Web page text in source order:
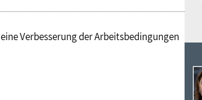
Verbesserung der Arbeitsbedingungen